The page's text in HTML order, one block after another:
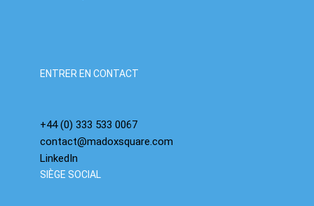
+44 (0) 333 533 0067
contact@madoxsquare.com
LinkedIn
ENTRER EN CONTACT
SIÈGE SOCIAL